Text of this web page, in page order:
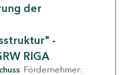
der
-
RIGA
Fördernehmer: